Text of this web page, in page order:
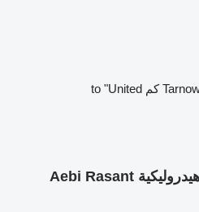
7423 كم to "United
معلومات إضافية — مضخة هيدروليكية Aebi Rasant